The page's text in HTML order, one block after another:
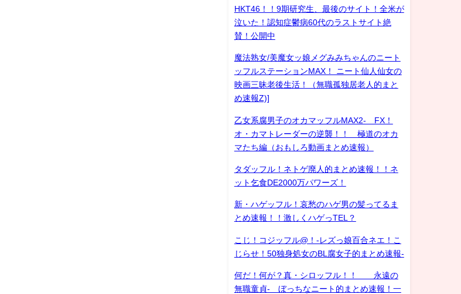
HKT46！！9期研究生、最後のサイト！全米が
泣いた！認知症鬱病60代のラストサイト絶
賛！公開中
魔法熟女/美魔女ッ娘メグみみちゃんのニート
ッフルステーションMAX！ ニート仙人仙女の
映画三昧老後生活！（無職孤独居老人的まと
め速報Z)]
乙女系腐男子のオカマッフルMAX2- FX！
オ・カマトレーダーの逆襲！！ 極道のオカ
マたち編（おもしろ動画まとめ速報）
タダッフル！ネトゲ廃人的まとめ速報！！ネ
ット乞食DE2000万パワーズ！
新・ハゲッフル！哀愁のハゲ男の髪ってるま
とめ速報！！激しくハゲっTEL？
こじ！コジッフル@！-レズっ娘百合ネエ！こ
じらせ！50独身処女のBL腐女子的まとめ速報-
何だ！何が？真・シロッフル！！ 永遠の
無職童貞- ぼっちなニート的まとめ速報！一